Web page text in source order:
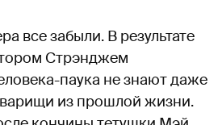
все забыли. В результате
Стрэнджем
паука не знают даже
из прошлой жизни.